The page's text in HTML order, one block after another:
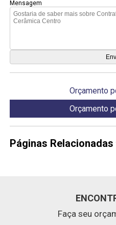
Mensagem
Orçamento
Orçamento
Páginas Relacionadas
Faça seu